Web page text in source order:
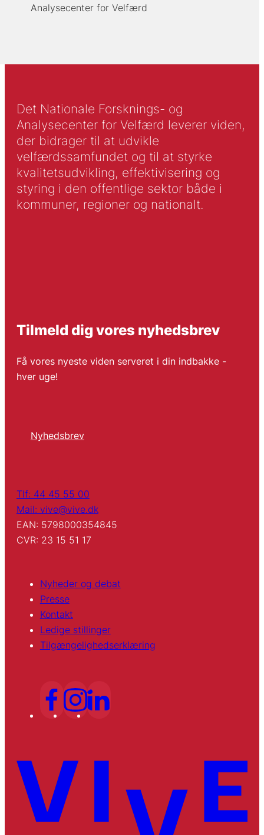
Analysecenter for Velfærd
Det Nationale Forsknings- og
Analysecenter for Velfærd leverer viden,
der bidrager til at udvikle
velfærdssamfundet og til at styrke
kvalitetsudvikling, effektivisering og
styring i den offentlige sektor både i
kommuner, regioner og nationalt.
Tilmeld dig vores nyhedsbrev
Få vores nyeste viden serveret i din indbakke -
hver uge!
Nyhedsbrev
Tlf: 44 45 55 00
Mail: vive@vive.dk
EAN: 5798000354845
CVR: 23 15 51 17
Nyheder og debat
Presse
Kontakt
Ledige stillinger
Tilgængelighedserklæring